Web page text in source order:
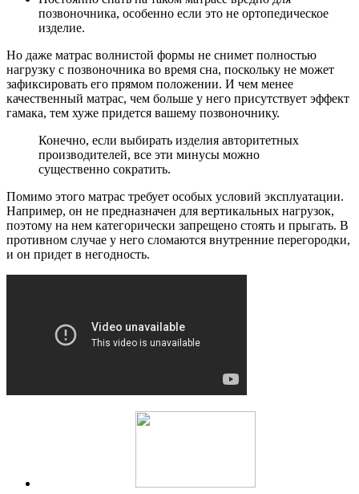
позвоночника, особенно если это не ортопедическое
изделие.
Но даже матрас волнистой формы не снимет полностью
нагрузку с позвоночника во время сна, поскольку не может
зафиксировать его прямом положении. И чем менее
качественный матрас, чем больше у него присутствует эффект
гамака, тем хуже придется вашему позвоночнику.
Конечно, если выбирать изделия авторитетных
производителей, все эти минусы можно
существенно сократить.
Помимо этого матрас требует особых условий эксплуатации.
Например, он не предназначен для вертикальных нагрузок,
поэтому на нем категорически запрещено стоять и прыгать. В
противном случае у него сломаются внутренние перегородки,
и он придет в негодность.